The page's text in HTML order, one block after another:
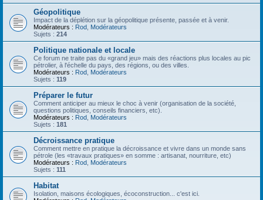
Géopolitique
Impact de la déplétion sur la géopolitique présente, passée et à venir.
Modérateurs : Rod Modérateurs
Sujets : 214
Politique nationale et locale
Ce forum ne traite pas du «grand jeu» mais des réactions plus locales au pic
pétrolier, à l'échelle du pays, des régions, ou des villes.
Modérateurs : Rod Modérateurs
Sujets : 119
Préparer le futur
Comment anticiper au mieux le choc à venir (organisation de la société,
questions politiques, conseils financiers, etc).
Modérateurs : Rod Modérateurs
Sujets : 181
Décroissance pratique
Comment mettre en pratique la décroissance et vivre dans un monde sans
pétrole (les «travaux pratiques» en somme : artisanat, nourriture, etc)
Modérateurs : Rod Modérateurs
Sujets : 111
Habitat
Isolation, maisons écologiques, écoconstruction... c'est ici.